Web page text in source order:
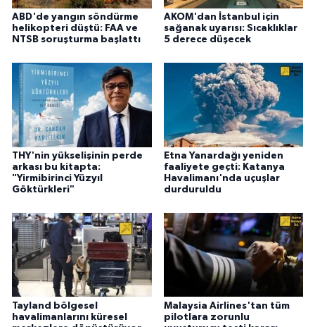
ABD'de yangın söndürme
helikopteri düştü: FAA ve
NTSB soruşturma başlattı
AKOM'dan İstanbul için
sağanak uyarısı: Sıcaklıklar
5 derece düşecek
THY'nin yükselişinin perde
arkası bu kitapta:
"Yirmibirinci Yüzyıl
Göktürkleri"
Etna Yanardağı yeniden
faaliyete geçti: Katanya
Havalimanı'nda uçuşlar
durduruldu
Tayland bölgesel
havalimanlarını küresel
Malaysia Airlines'tan tüm
pilotlara zorunlu